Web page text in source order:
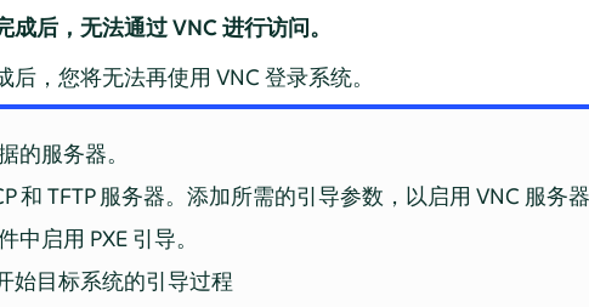
成后，无法通过 VNC 进行访问。
后，您将无法再使用 VNC 登录系统。
的服务器。
和 TFTP 服务器。添加所需的引导参数，以启用 VNC 服务器
中启用 PXE 引导。
始目标系统的引导过程